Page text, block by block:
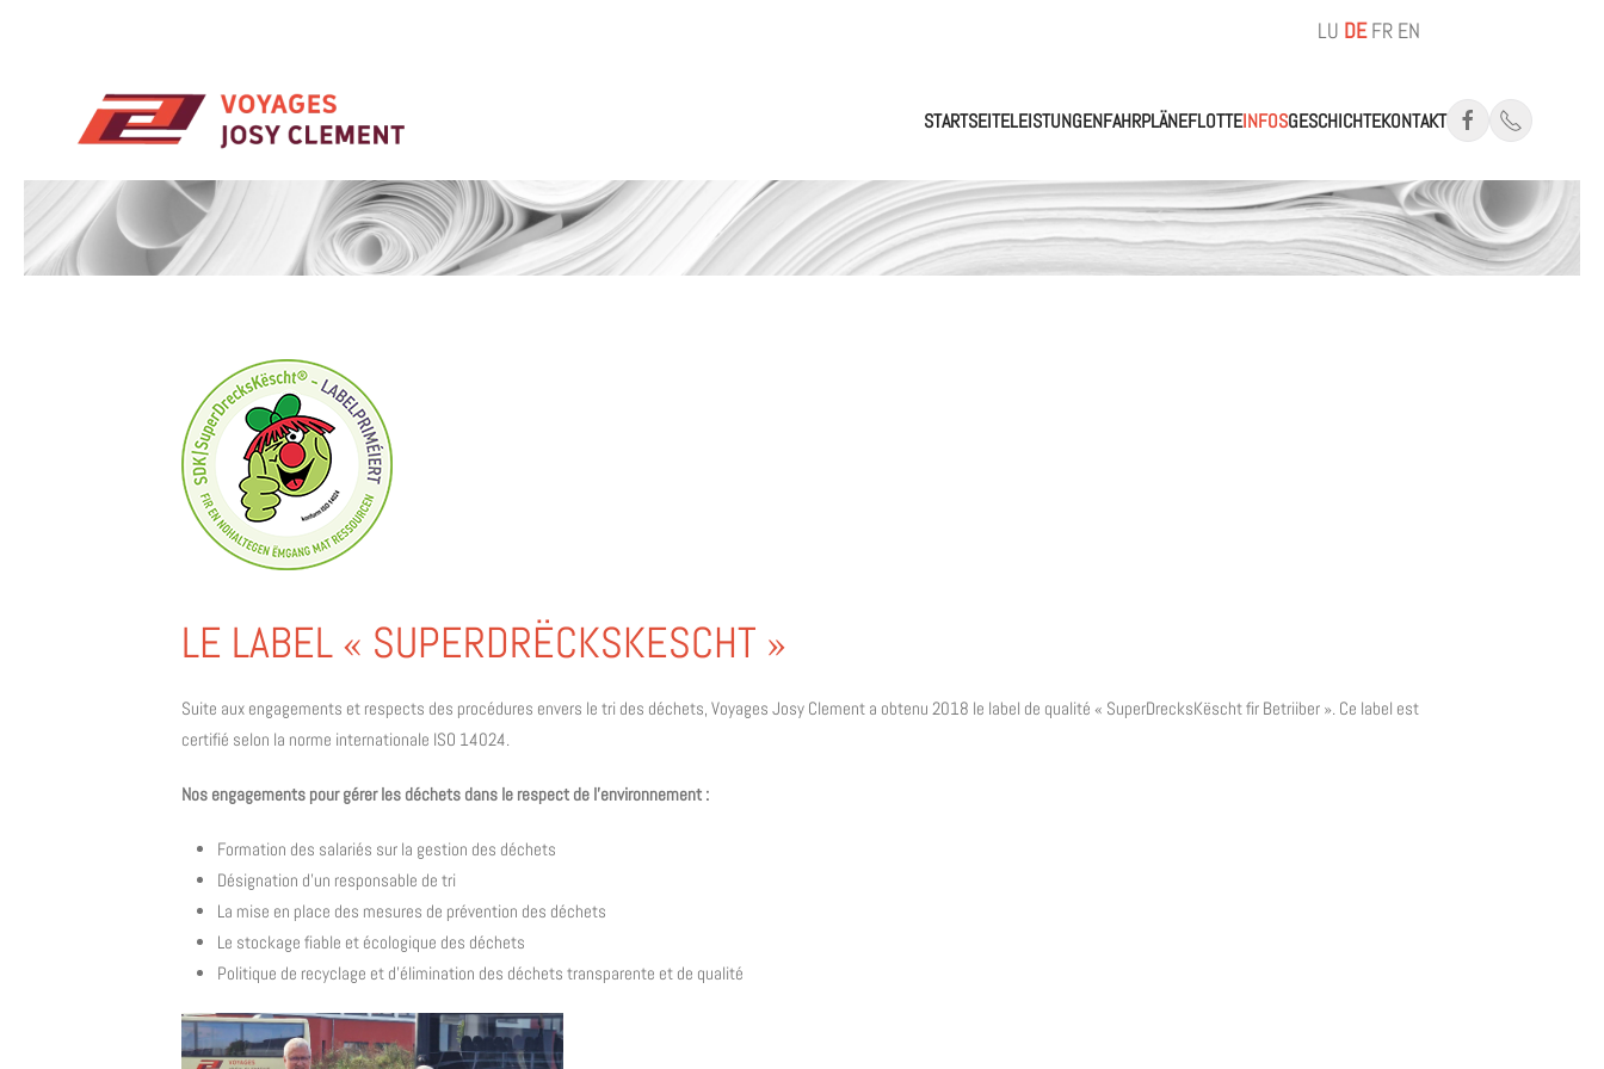
LU DE FR EN
STARTSEITELEISTUNGENFAHRPLÄNEFLOTTEINFOSGESCHICHTEKONTAKT
LE LABEL « SUPERDRËCKSKESCHT »
Suite aux engagements et respects des procédures envers le tri des déchets, Voyages Josy Clement a obtenu 2018 le label de qualité « SuperDrecksKëscht fir Betriiber ». Ce label est
certifié selon la norme internationale ISO 14024.
Nos engagements pour gérer les déchets dans le respect de l’environnement :
Formation des salariés sur la gestion des déchets
Désignation d’un responsable de tri
La mise en place des mesures de prévention des déchets
Le stockage fiable et écologique des déchets
Politique de recyclage et d’élimination des déchets transparente et de qualité